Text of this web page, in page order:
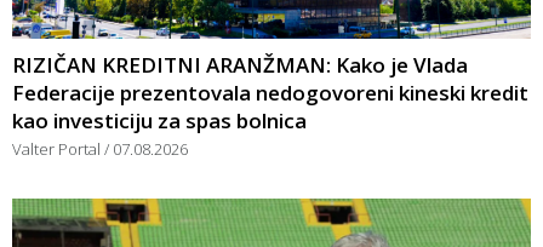
RIZIČAN KREDITNI ARANŽMAN: Kako je Vlada
Federacije prezentovala nedogovoreni kineski kredit
kao investiciju za spas bolnica
Valter Portal 07.08.2026